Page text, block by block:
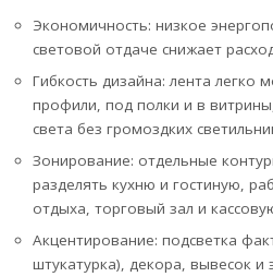
Экономичность: низкое
световой отдаче снижает
Гибкость дизайна: лента легко
профили, под полки и в
света без громоздких
Зонирование: отдельные
разделять кухню и гостиную,
отдыха, торговый зал и
Акцентирование: подсветка
штукатурка), декора, вывесок и